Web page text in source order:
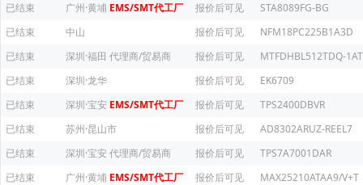
已结束
广州·黄埔 EMS/SMT代工厂 报价后可见
STA8089FG-BG
已结束
中山 报价后可见
NFM18PC225B1A3D
已结束
深圳·福田 代理商/贸易商 报价后可见
MTFDHBL512TDQ-
已结束
深圳·龙华 报价后可见
EK6709
已结束
深圳·宝安 EMS/SMT代工厂 报价后可见
TPS2400DBVR
已结束
苏州·昆山市 报价后可见
AD8302ARUZ-REEL7
已结束
深圳·宝安 代理商/贸易商 报价后可见
TPS7A7001DAR
已结束
广州·黄埔 EMS/SMT代工厂 报价后可见
MAX25210ATAA9/V+T